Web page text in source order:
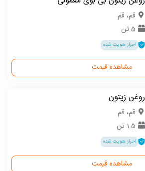
قم، قم
5 تن
احراز هویت شده
مشاهده قیمت
روغن زیتون
قم، قم
1.5 تن
احراز هویت شده
مشاهده قیمت